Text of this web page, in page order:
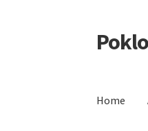
Skip
to
Skip
to
Home